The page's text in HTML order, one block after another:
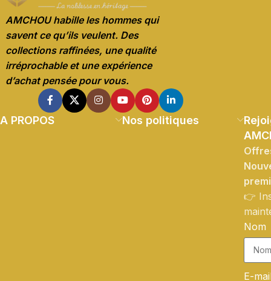
AMCHOU habille les hommes qui
savent ce qu’ils veulent. Des
collections raffinées, une qualité
irréprochable et une expérience
d’achat pensée pour vous.
A PROPOS Nos politiques
👉
Nom
E-